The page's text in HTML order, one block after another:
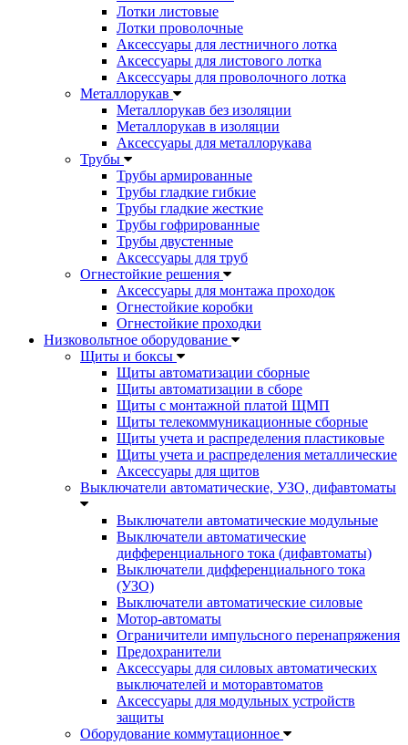
Лотки листовые
Лотки проволочные
Аксессуары для лестничного лотка
Аксессуары для листового лотка
Аксессуары для проволочного лотка
Металлорукав
Металлорукав без изоляции
Металлорукав в изоляции
Аксессуары для металлорукава
Трубы
Трубы армированные
Трубы гладкие гибкие
Трубы гладкие жесткие
Трубы гофрированные
Трубы двустенные
Аксессуары для труб
Огнестойкие решения
Аксессуары для монтажа проходок
Огнестойкие коробки
Огнестойкие проходки
Низковольтное оборудование
Щиты и боксы
Щиты автоматизации сборные
Щиты автоматизации в сборе
Щиты с монтажной платой ЩМП
Щиты телекоммуникационные сборные
Щиты учета и распределения пластиковые
Щиты учета и распределения металлические
Аксессуары для щитов
Выключатели автоматические, УЗО, дифавтоматы
Выключатели автоматические модульные
Выключатели автоматические
дифференциального тока (дифавтоматы)
Выключатели дифференциального тока
(УЗО)
Выключатели автоматические силовые
Мотор-автоматы
Ограничители импульсного перенапряжения
Предохранители
Аксессуары для силовых автоматических
выключателей и моторавтоматов
Аксессуары для модульных устройств
защиты
Оборудование коммутационное